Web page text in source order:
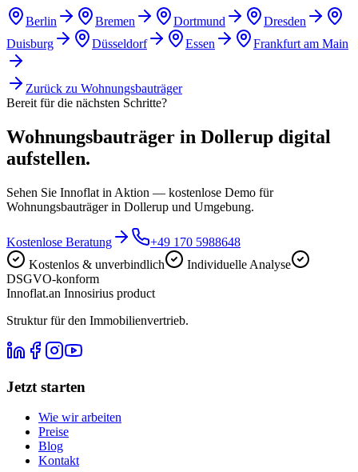
Berlin Bremen Dortmund
Dresden
Duisburg
Düsseldorf Essen Frankfurt am Main
Zurück zu Wohnungsbauträger
Bereit für die nächsten Schritte?
Wohnungsbauträger in Dollerup digital
aufstellen.
Sehen Sie Innoflat in Aktion — kostenlose Demo für
Wohnungsbauträger in Dollerup und Umgebung.
Kostenlose Beratung
+49 170 5988648
Kostenlos & unverbindlich
Individuelle Analyse
DSGVO-konform
Innoflat.an Innosirius product
Struktur für den Immobilienvertrieb.
Jetzt starten
Wie wir arbeiten
Preise
Blog
Kontakt